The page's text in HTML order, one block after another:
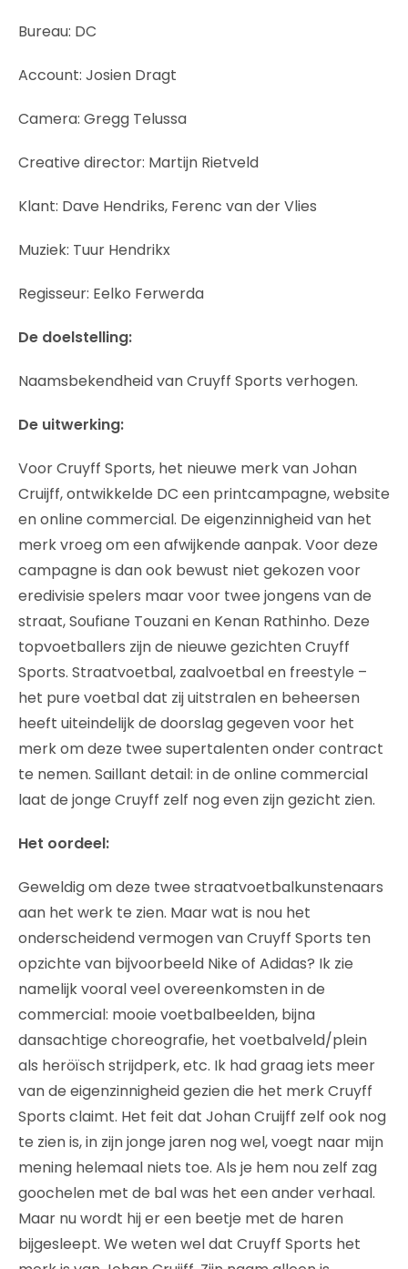
Bureau: DC
Account: Josien Dragt
Camera: Gregg Telussa
Creative director: Martijn Rietveld
Klant: Dave Hendriks, Ferenc van der Vlies
Muziek: Tuur Hendrikx
Regisseur: Eelko Ferwerda
De doelstelling:
Naamsbekendheid van Cruyff Sports verhogen.
De uitwerking:
Voor Cruyff Sports, het nieuwe merk van Johan
Cruijff, ontwikkelde DC een printcampagne, website
en online commercial. De eigenzinnigheid van het
merk vroeg om een afwijkende aanpak. Voor deze
campagne is dan ook bewust niet gekozen voor
eredivisie spelers maar voor twee jongens van de
straat, Soufiane Touzani en Kenan Rathinho. Deze
topvoetballers zijn de nieuwe gezichten Cruyff
Sports. Straatvoetbal, zaalvoetbal en freestyle –
het pure voetbal dat zij uitstralen en beheersen
heeft uiteindelijk de doorslag gegeven voor het
merk om deze twee supertalenten onder contract
te nemen. Saillant detail: in de online commercial
laat de jonge Cruyff zelf nog even zijn gezicht zien.
Het oordeel:
Geweldig om deze twee straatvoetbalkunstenaars
aan het werk te zien. Maar wat is nou het
onderscheidend vermogen van Cruyff Sports ten
opzichte van bijvoorbeeld Nike of Adidas? Ik zie
namelijk vooral veel overeenkomsten in de
commercial: mooie voetbalbeelden, bijna
dansachtige choreografie, het voetbalveld/plein
als heröïsch strijdperk, etc. Ik had graag iets meer
van de eigenzinnigheid gezien die het merk Cruyff
Sports claimt. Het feit dat Johan Cruijff zelf ook nog
te zien is, in zijn jonge jaren nog wel, voegt naar mijn
mening helemaal niets toe. Als je hem nou zelf zag
goochelen met de bal was het een ander verhaal.
Maar nu wordt hij er een beetje met de haren
bijgesleept. We weten wel dat Cruyff Sports het